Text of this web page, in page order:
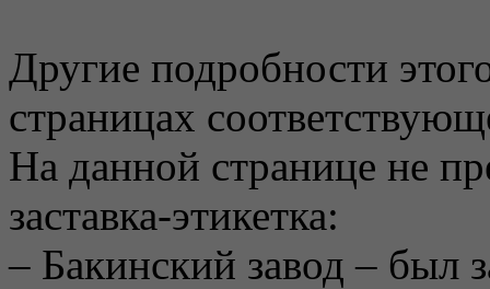
Другие подробности
страницах
На данной странице не
заставка-этикетка:
– Бакинский завод – был